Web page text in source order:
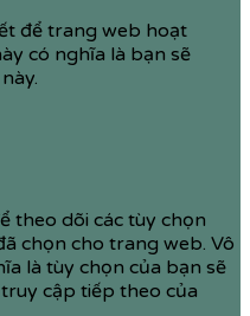
để trang web hoạt
có nghĩa là bạn sẽ
theo dõi các tùy chọn
chọn cho trang web. Vô
là tùy chọn của bạn sẽ
cập tiếp theo của